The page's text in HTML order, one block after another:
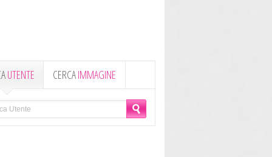
UTENTE CERCAIMMAGINE